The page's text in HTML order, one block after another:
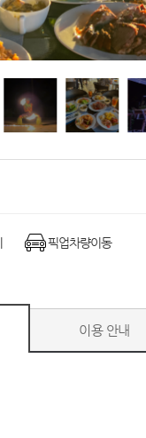
픽업차량이동
이용 안내